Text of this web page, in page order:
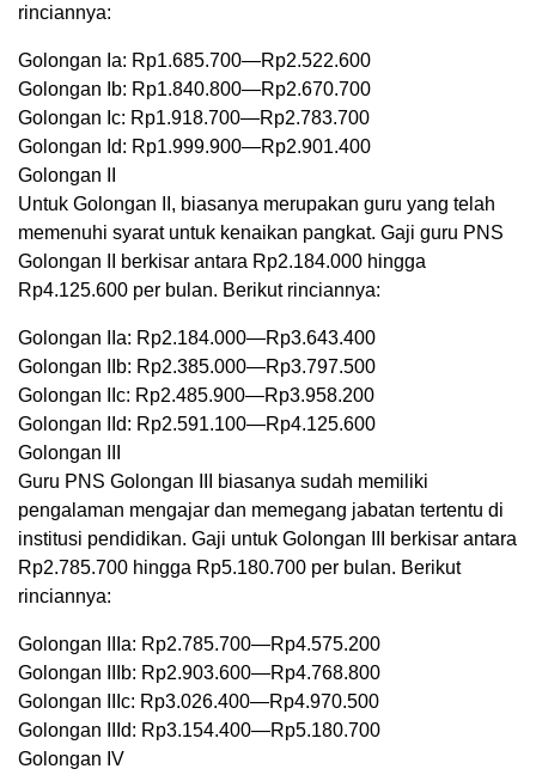
rinciannya:
Golongan Ia: Rp1.685.700—Rp2.522.600
Golongan Ib: Rp1.840.800—Rp2.670.700
Golongan Ic: Rp1.918.700—Rp2.783.700
Golongan Id: Rp1.999.900—Rp2.901.400
Golongan II
Untuk Golongan II, biasanya merupakan guru yang telah
memenuhi syarat untuk kenaikan pangkat. Gaji guru PNS
Golongan II berkisar antara Rp2.184.000 hingga
Rp4.125.600 per bulan. Berikut rinciannya:
Golongan IIa: Rp2.184.000—Rp3.643.400
Golongan IIb: Rp2.385.000—Rp3.797.500
Golongan IIc: Rp2.485.900—Rp3.958.200
Golongan IId: Rp2.591.100—Rp4.125.600
Golongan III
Guru PNS Golongan III biasanya sudah memiliki
pengalaman mengajar dan memegang jabatan tertentu di
institusi pendidikan. Gaji untuk Golongan III berkisar antara
Rp2.785.700 hingga Rp5.180.700 per bulan. Berikut
rinciannya:
Golongan IIIa: Rp2.785.700—Rp4.575.200
Golongan IIIb: Rp2.903.600—Rp4.768.800
Golongan IIIc: Rp3.026.400—Rp4.970.500
Golongan IIId: Rp3.154.400—Rp5.180.700
Golongan IV